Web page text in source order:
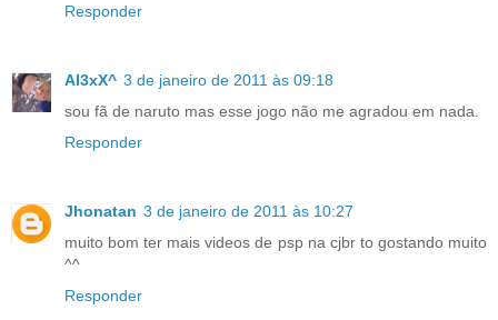
Responder
Al3xX^ 3 de janeiro de 2011 às 09:18
sou fã de naruto mas esse jogo não me agradou em nada.
Responder
Jhonatan 3 de janeiro de 2011 às 10:27
muito bom ter mais videos de psp na cjbr to gostando muito
^^
Responder